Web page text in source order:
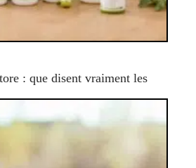
: que disent vraiment les